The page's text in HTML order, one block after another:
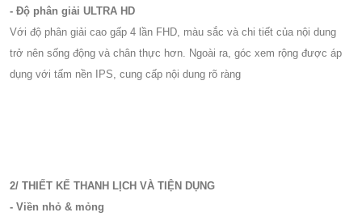
- Độ phân giải ULTRA HD
Với độ phân giải cao gấp 4 lần FHD, màu sắc và chi tiết của nội dung
trở nên sống động và chân thực hơn. Ngoài ra, góc xem rộng được áp
dụng với tấm nền IPS, cung cấp nội dung rõ ràng
2/ THIẾT KẾ THANH LỊCH VÀ TIỆN DỤNG
- Viền nhỏ & mỏng